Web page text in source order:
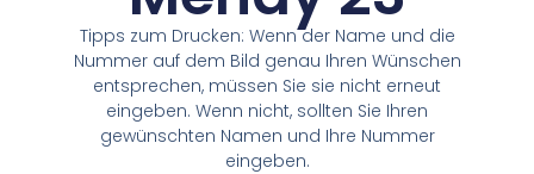
Tipps zum Drucken: Wenn der Name und die
Nummer auf dem Bild genau Ihren Wünschen
entsprechen, müssen Sie sie nicht erneut
eingeben. Wenn nicht, sollten Sie Ihren
gewünschten Namen und Ihre Nummer
eingeben.